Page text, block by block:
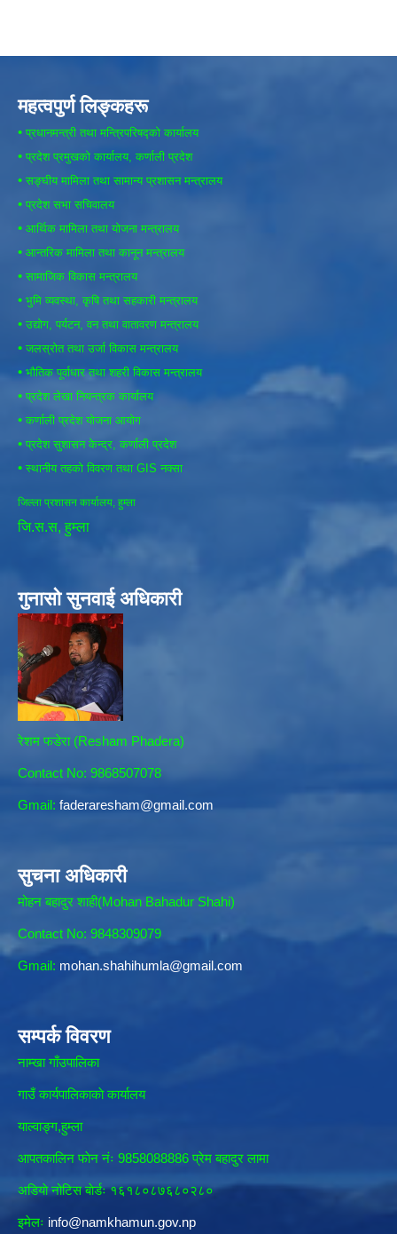
महत्वपुर्ण लिङ्कहरू
• प्रधानमन्त्री तथा मन्त्रिपरिषद्को कार्यालय
• प्रदेश प्रमुखको कार्यालय, कर्णाली प्रदेश
• सङ्घीय मामिला तथा सामान्य प्रशासन मन्त्रालय
• प्रदेश सभा सचिवालय
• आर्थिक मामिला तथा योजना मन्त्रालय
• आन्तरिक मामिला तथा कानून मन्त्रालय
• सामाजिक विकास मन्त्रालय
• भुमि व्यवस्था, कृषि तथा सहकारी मन्त्रालय
• उद्योग, पर्यटन, वन तथा वातावरण मन्त्रालय
• जलस्रोत तथा उर्जा विकास मन्त्रालय
• भौतिक पूर्वाधार तथा शहरी विकास मन्त्रालय
• प्रदेश लेखा नियन्त्रक कार्यालय
• कर्णाली प्रदेश योजना आयोग
• प्रदेश सुशासन केन्द्र, कर्णाली प्रदेश
• स्थानीय तहको विवरण तथा GIS नक्सा
जिल्ला प्रशासन कार्यालय, हुम्ला
जि.स.स, हुम्ला
गुनासो सुनवाई अधिकारी
रेशम फडेरा (Resham Phadera)
Contact No: 9868507078
Gmail: faderaresham@gmail.com
सुचना अधिकारी
मोहन बहादुर शाही(Mohan Bahadur Shahi)
Contact No: 9848309079
Gmail: mohan.shahihumla@gmail.com
सम्पर्क विवरण
नाम्खा गाँउपालिका
गाउँ कार्यपालिकाकाे कार्यालय
याल्वाङ्ग,हुम्ला
आपतकालिन फाेन नंः 9858088886 प्रेम बहादुर लामा
अडियाे नोटिस बाेर्डः १६१८०८७६८०२८०
इमेलः info@namkhamun.gov.np